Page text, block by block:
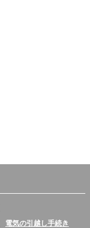
電気の引越し手続き